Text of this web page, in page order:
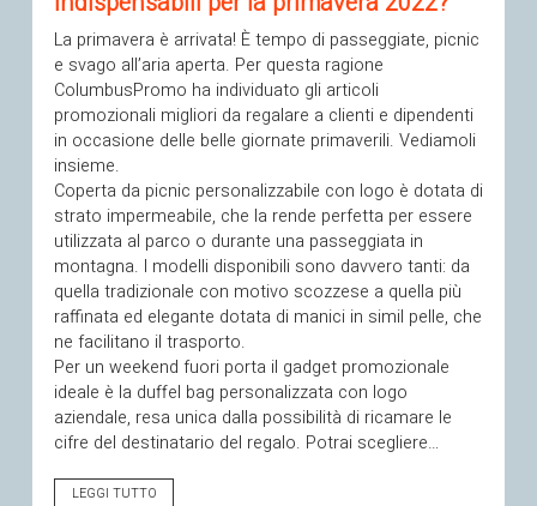
La primavera è arrivata! È tempo di passeggiate, picnic
e svago all’aria aperta. Per questa ragione
ColumbusPromo ha individuato gli articoli
promozionali migliori da regalare a clienti e dipendenti
in occasione delle belle giornate primaverili. Vediamoli
insieme.
Coperta da picnic personalizzabile con logo è dotata di
strato impermeabile, che la rende perfetta per essere
utilizzata al parco o durante una passeggiata in
montagna. I modelli disponibili sono davvero tanti: da
quella tradizionale con motivo scozzese a quella più
raffinata ed elegante dotata di manici in simil pelle, che
ne facilitano il trasporto.
Per un weekend fuori porta il gadget promozionale
ideale è la duffel bag personalizzata con logo
aziendale, resa unica dalla possibilità di ricamare le
cifre del destinatario del regalo. Potrai scegliere…
LEGGI TUTTO